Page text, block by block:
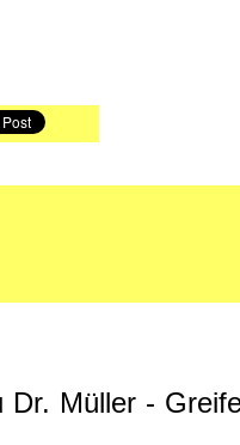
Müller -